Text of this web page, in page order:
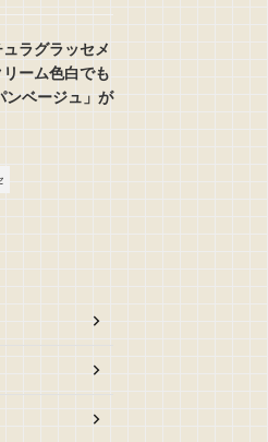
ラグラッセメ
ーム色白でも
ンベージュ」が